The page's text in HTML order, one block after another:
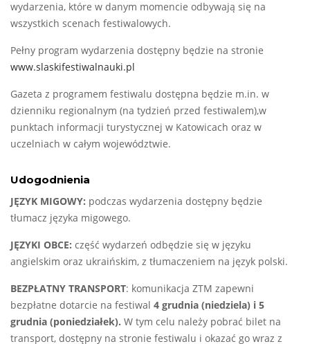
wydarzenia, które w danym momencie odbywają się na
wszystkich scenach festiwalowych.
Pełny program wydarzenia dostępny będzie na stronie
www.slaskifestiwalnauki.pl
Gazeta z programem festiwalu dostępna będzie m.in. w
dzienniku regionalnym (na tydzień przed festiwalem),w
punktach informacji turystycznej w Katowicach oraz w
uczelniach w całym województwie.
Udogodnienia
JĘZYK MIGOWY: podczas wydarzenia dostępny będzie
tłumacz języka migowego.
JĘZYKI OBCE: część wydarzeń odbędzie się w języku
angielskim oraz ukraińskim, z tłumaczeniem na język polski.
BEZPŁATNY TRANSPORT: komunikacja ZTM zapewni
bezpłatne dotarcie na festiwal 4 grudnia (niedziela) i 5
grudnia (poniedziałek). W tym celu należy pobrać bilet na
transport, dostępny na stronie festiwalu i okazać go wraz z